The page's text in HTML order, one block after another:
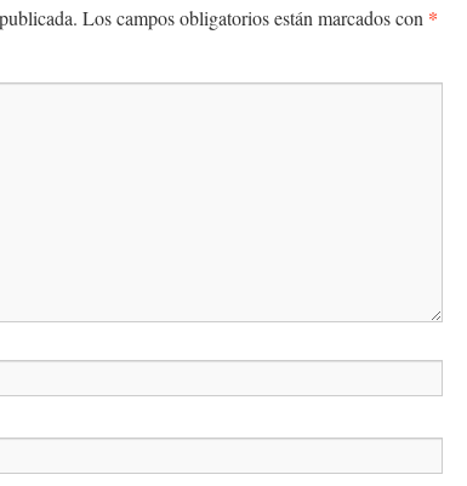
Los campos obligatorios están marcados con *